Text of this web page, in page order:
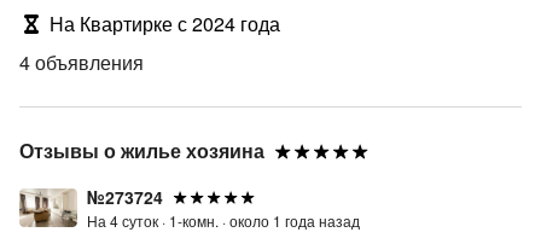
На Квартирке с 2024 года
4 объявления
Отзывы о жилье хозяина
№273724
На 4 суток · 1-комн. ·около 1 года назад